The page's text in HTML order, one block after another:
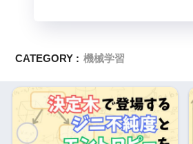
CATEGORY : 機械学習